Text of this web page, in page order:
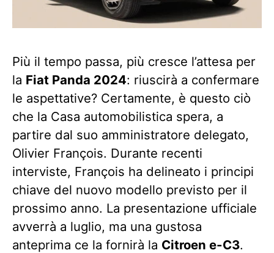
Più il tempo passa, più cresce l’attesa per
la Fiat Panda 2024: riuscirà a confermare
le aspettative? Certamente, è questo ciò
che la Casa automobilistica spera, a
partire dal suo amministratore delegato,
Olivier François. Durante recenti
interviste, François ha delineato i principi
chiave del nuovo modello previsto per il
prossimo anno. La presentazione ufficiale
avverrà a luglio, ma una gustosa
anteprima ce la fornirà la Citroen e-C3.